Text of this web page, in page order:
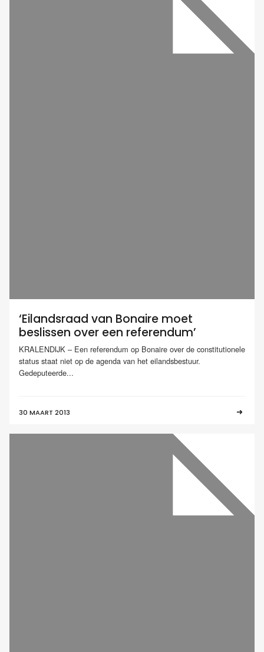
‘Eilandsraad van Bonaire moet
beslissen over een referendum’
KRALENDIJK – Een referendum op Bonaire over de constitutionele
status staat niet op de agenda van het eilandsbestuur.
Gedeputeerde...
30 MAART 2013